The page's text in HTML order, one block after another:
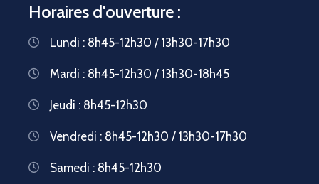
Horaires d'ouverture :
Lundi : 8h45-12h30 / 13h30-17h30
Mardi : 8h45-12h30 / 13h30-18h45
Jeudi : 8h45-12h30
Vendredi : 8h45-12h30 / 13h30-17h30
Samedi : 8h45-12h30